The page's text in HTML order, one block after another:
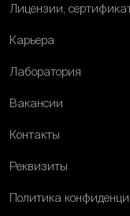
Лицензии,
Карьера
Лаборатория
Вакансии
Контакты
Реквизиты
Политика